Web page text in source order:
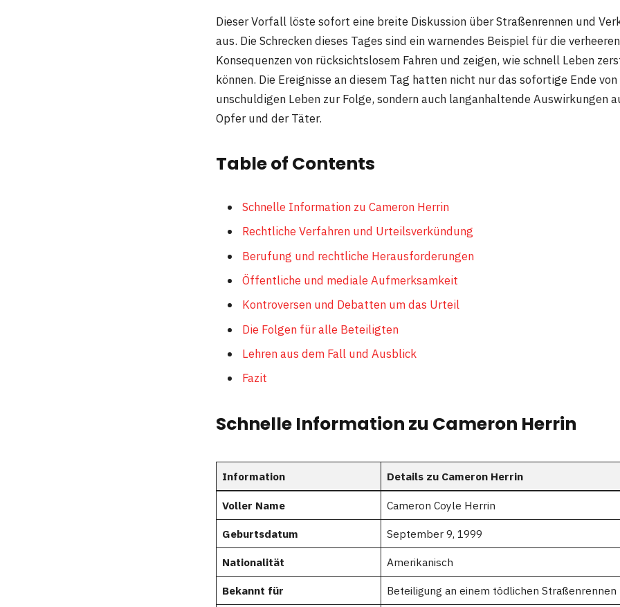
Dieser Vorfall löste sofort eine breite Diskussion über Straßenrennen und
aus. Die Schrecken dieses Tages sind ein warnendes Beispiel für die
Konsequenzen von rücksichtslosem Fahren und zeigen, wie schnell Leben
können. Die Ereignisse an diesem Tag hatten nicht nur das sofortige Ende
unschuldigen Leben zur Folge, sondern auch langanhaltende Auswirkungen
Opfer und der Täter.
Table of Contents
Schnelle Information zu Cameron Herrin
Rechtliche Verfahren und Urteilsverkündung
Berufung und rechtliche Herausforderungen
Öffentliche und mediale Aufmerksamkeit
Kontroversen und Debatten um das Urteil
Die Folgen für alle Beteiligten
Lehren aus dem Fall und Ausblick
Fazit
Schnelle Information zu Cameron Herrin
Information Details zu Cameron Herrin
Voller Name Cameron Coyle Herrin
Geburtsdatum September 9, 1999
Nationalität Amerikanisch
Bekannt für Beteiligung an einem tödlichen Straßenrennen